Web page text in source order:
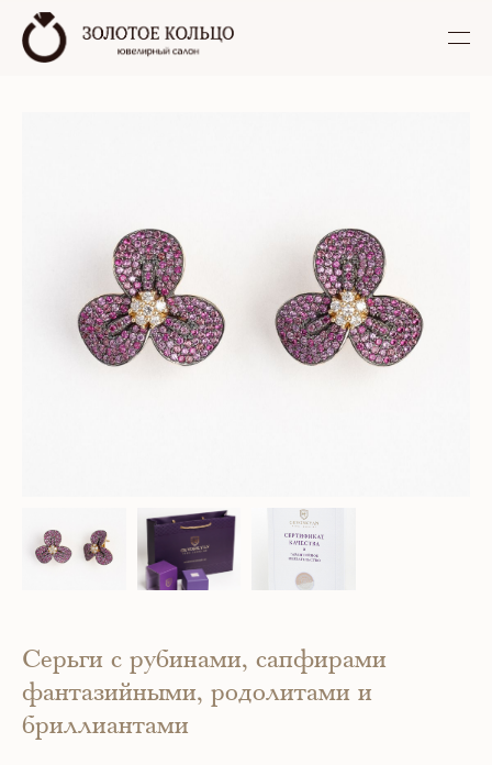
Серьги с рубинами, сапфирами
фантазийными, родолитами и
бриллиантами